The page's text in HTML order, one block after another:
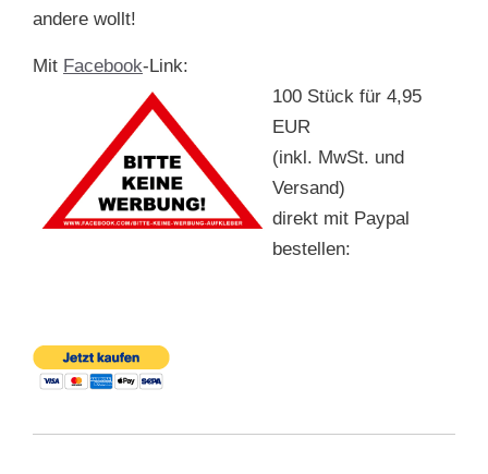
andere wollt!
Mit Facebook-Link:
100 Stück für 4,95
EUR
(inkl. MwSt. und
Versand)
direkt mit Paypal
bestellen: